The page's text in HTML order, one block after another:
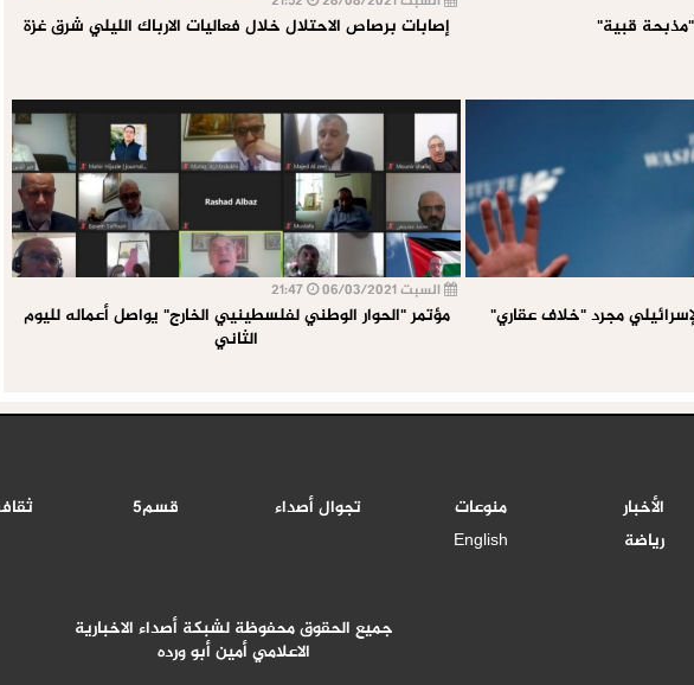
إصابات برصاص الاحتلال خلال فعاليات الارباك الليلي شرق غزة
مجرد "خلاف عقاري"
السبت 06/03/2021
مؤتمر "الحوار الوطني لفلسطينيي الخارج" يواصل أعماله لليوم
الثاني
الأخبار منوعات تجوال أصداء قسم5
رياضة English
جميع الحقوق محفوظة لشبكة أصداء الاخبارية
الاعلامي أمين أبو ورده